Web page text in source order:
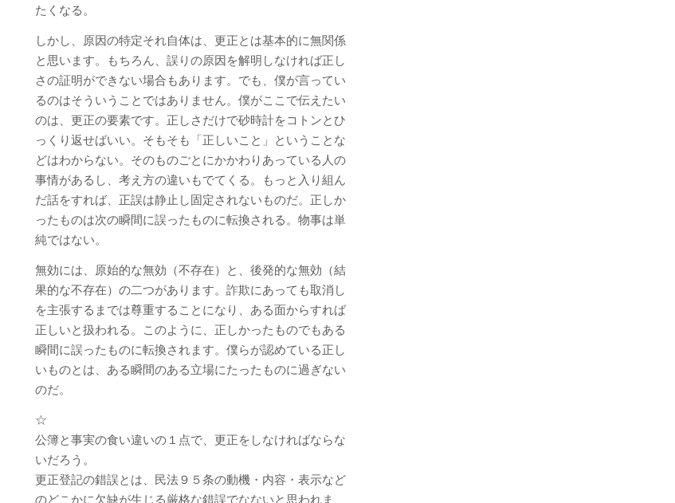
たくなる。
しかし、原因の特定それ自体は、更正とは基本的に無関係
と思います。もちろん、誤りの原因を解明しなければ正し
さの証明ができない場合もあります。でも、僕が言ってい
るのはそういうことではありません。僕がここで伝えたい
のは、更正の要素です。正しさだけで砂時計をコトンとひ
っくり返せばいい。そもそも「正しいこと」ということな
どはわからない。そのものごとにかかわりあっている人の
事情があるし、考え方の違いもでてくる。もっと入り組ん
だ話をすれば、正誤は静止し固定されないものだ。正しか
ったものは次の瞬間に誤ったものに転換される。物事は単
純ではない。
無効には、原始的な無効（不存在）と、後発的な無効（結
果的な不存在）の二つがあります。詐欺にあっても取消し
を主張するまでは尊重することになり、ある面からすれば
正しいと扱われる。このように、正しかったものでもある
瞬間に誤ったものに転換されます。僕らが認めている正し
いものとは、ある瞬間のある立場にたったものに過ぎない
のだ。
☆
公簿と事実の食い違いの１点で、更正をしなければならな
いだろう。
更正登記の錯誤とは、民法９５条の動機・内容・表示など
のどこかに欠缺が生じる厳格な錯誤でなないと思われま